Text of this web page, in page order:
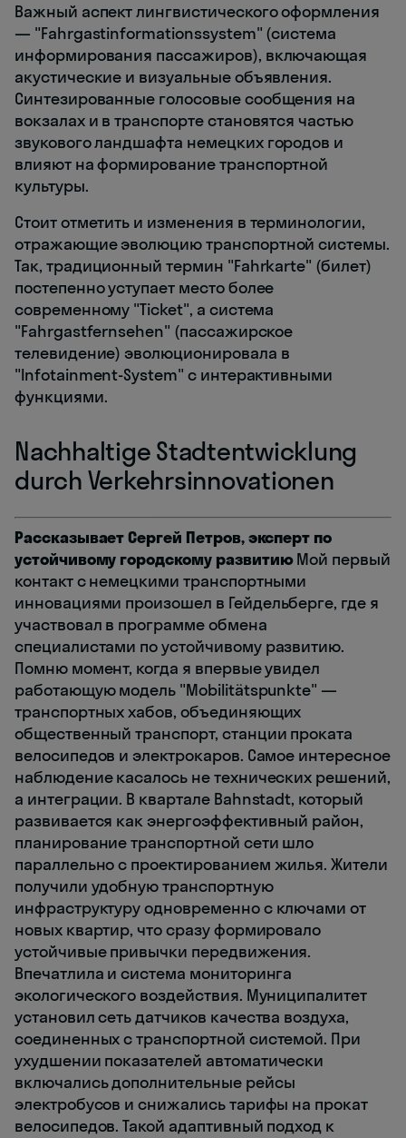
Важный аспект лингвистического оформления
— "Fahrgastinformationssystem" (система
информирования пассажиров), включающая
акустические и визуальные объявления.
Синтезированные голосовые сообщения на
вокзалах и в транспорте становятся частью
звукового ландшафта немецких городов и
влияют на формирование транспортной
культуры.
Стоит отметить и изменения в терминологии,
отражающие эволюцию транспортной системы.
Так, традиционный термин "Fahrkarte" (билет)
постепенно уступает место более
современному "Ticket", а система
"Fahrgastfernsehen" (пассажирское
телевидение) эволюционировала в
"Infotainment-System" с интерактивными
функциями.
Nachhaltige Stadtentwicklung
durch Verkehrsinnovationen
Рассказывает Сергей Петров, эксперт по
устойчивому городскому развитиюМой первый
контакт с немецкими транспортными
инновациями произошел в Гейдельберге, где я
участвовал в программе обмена
специалистами по устойчивому развитию.
Помню момент, когда я впервые увидел
работающую модель "Mobilitätspunkte" —
транспортных хабов, объединяющих
общественный транспорт, станции проката
велосипедов и электрокаров. Самое интересное
наблюдение касалось не технических решений,
а интеграции. В квартале Bahnstadt, который
развивается как энергоэффективный район,
планирование транспортной сети шло
параллельно с проектированием жилья. Жители
получили удобную транспортную
инфраструктуру одновременно с ключами от
новых квартир, что сразу формировало
устойчивые привычки передвижения.
Впечатлила и система мониторинга
экологического воздействия. Муниципалитет
установил сеть датчиков качества воздуха,
соединенных с транспортной системой. При
ухудшении показателей автоматически
включались дополнительные рейсы
электробусов и снижались тарифы на прокат
велосипедов. Такой адаптивный подход к